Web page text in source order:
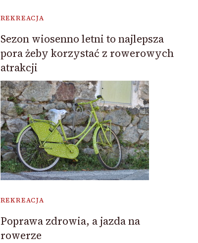
REKREACJA
Sezon wiosenno letni to najlepsza
pora żeby korzystać z rowerowych
atrakcji
REKREACJA
Poprawa zdrowia, a jazda na
rowerze